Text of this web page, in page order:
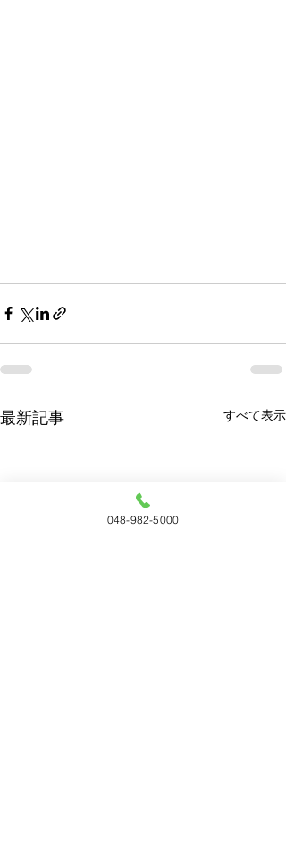
最新記事 すべて表示
048-982-5000